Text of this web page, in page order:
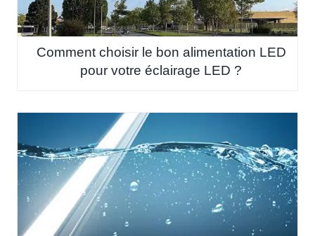
Comment choisir le bon alimentation LED
pour votre éclairage LED ?